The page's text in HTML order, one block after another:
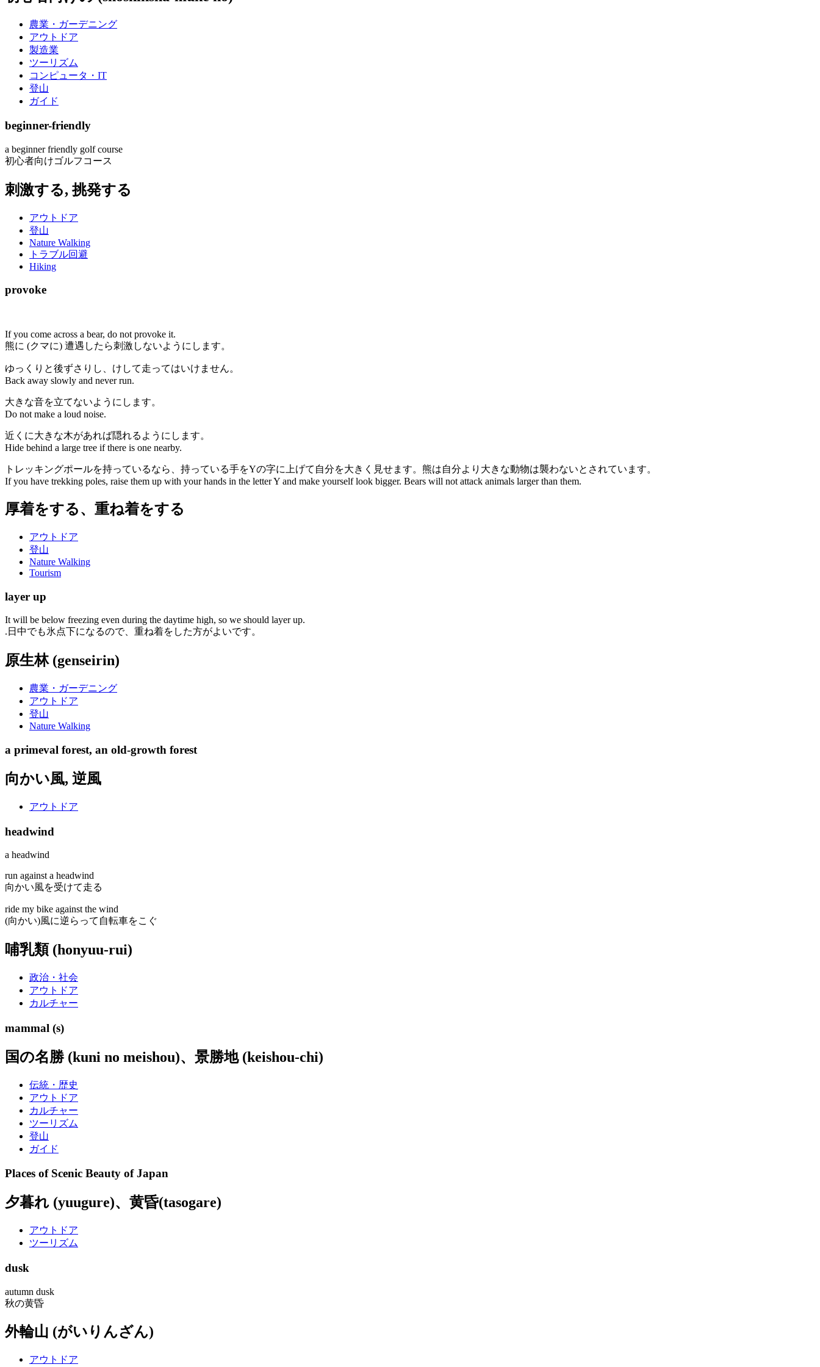
農業・ガーデニング
アウトドア
製造業
ツーリズム
コンピュータ・IT
登山
ガイド
beginner-friendly
a beginner friendly golf course
初心者向けゴルフコース
刺激する, 挑発する
アウトドア
登山
Nature Walking
トラブル回避
Hiking
provoke
If you come across a bear, do not provoke it.
熊に (クマに) 遭遇したら刺激しないようにします。
ゆっくりと後ずさりし、けして走ってはいけません。
Back away slowly and never run.
大きな音を立てないようにします。
Do not make a loud noise.
近くに大きな木があれば隠れるようにします。
Hide behind a large tree if there is one nearby.
トレッキングポールを持っているなら、持っている手をYの字に上げて自分を大きく見せます。熊は自分より大きな動物は襲わないとされています。
If you have trekking poles, raise them up with your hands in the letter Y and make yourself look bigger. Bears will not attack animals larger than them.
厚着をする、重ね着をする
アウトドア
登山
Nature Walking
Tourism
layer up
It will be below freezing even during the daytime high, so we should layer up.
.日中でも氷点下になるので、重ね着をした方がよいです。
原生林 (genseirin)
農業・ガーデニング
アウトドア
登山
Nature Walking
a primeval forest, an old-growth forest
向かい風, 逆風
アウトドア
headwind
a headwind
run against a headwind
向かい風を受けて走る
ride my bike against the wind
(向かい)風に逆らって自転車をこぐ
哺乳類 (honyuu-rui)
政治・社会
アウトドア
カルチャー
mammal (s)
国の名勝 (kuni no meishou)、景勝地 (keishou-chi)
伝統・歴史
アウトドア
カルチャー
ツーリズム
登山
ガイド
Places of Scenic Beauty of Japan
夕暮れ (yuugure)、黄昏(tasogare)
アウトドア
ツーリズム
dusk
autumn dusk
秋の黄昏
外輪山 (がいりんざん)
アウトドア